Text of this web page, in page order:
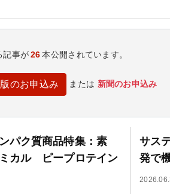
記事が26 本公開されています。
のお申込み または 新聞のお申込み
パク質商品特集：素
カル ピープロテイン
サス
発で